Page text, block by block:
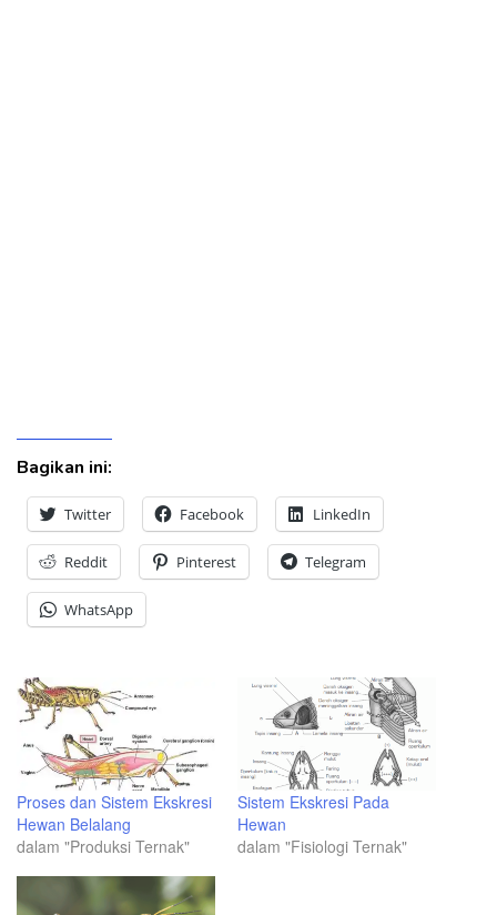
Bagikan ini:
Twitter Facebook LinkedIn
Reddit Pinterest Telegram
WhatsApp
Proses dan Sistem Ekskresi
Hewan Belalang
dalam "Produksi Ternak"
Sistem Ekskresi Pada
Hewan
dalam "Fisiologi Ternak"